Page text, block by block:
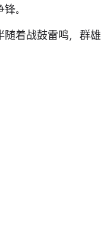
。
随着战鼓雷鸣，群雄